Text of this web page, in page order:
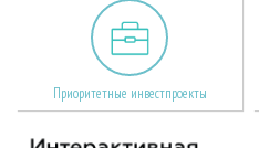
Приоритетные инвестпроекты